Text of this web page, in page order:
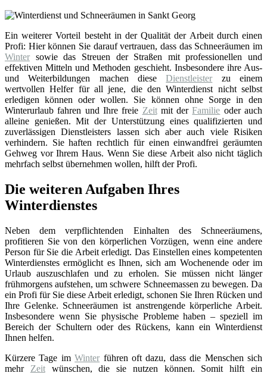
Ein weiterer Vorteil besteht in der Qualität der Arbeit durch einen
Profi: Hier können Sie darauf vertrauen, dass das Schneeräumen im
Winter sowie das Streuen der Straßen mit professionellen und
effektiven Mitteln und Methoden geschieht. Insbesondere ihre Aus-
und Weiterbildungen machen dieseDienstleister zu einem
wertvollen Helfer für all jene, die den Winterdienst nicht selbst
erledigen können oder wollen. Sie können ohne Sorge in den
Winterurlaub fahren und Ihre freie Zeitmit derFamilie oder auch
alleine genießen. Mit der Unterstützung eines qualifizierten und
zuverlässigen Dienstleisters lassen sich aber auch viele Risiken
verhindern. Sie haften rechtlich für einen einwandfrei geräumten
Gehweg vor Ihrem Haus. Wenn Sie diese Arbeit also nicht täglich
mehrfach selbst übernehmen wollen, hilft der Profi.
Die weiteren Aufgaben Ihres
Winterdienstes
Neben dem verpflichtenden Einhalten des Schneeräumens,
profitieren Sie von den körperlichen Vorzügen, wenn eine andere
Person für Sie die Arbeit erledigt. Das Einstellen eines kompetenten
Winterdienstes ermöglicht es Ihnen, sich am Wochenende oder im
Urlaub auszuschlafen und zu erholen. Sie müssen nicht länger
frühmorgens aufstehen, um schwere Schneemassen zu bewegen. Da
ein Profi für Sie diese Arbeit erledigt, schonen Sie Ihren Rücken und
Ihre Gelenke. Schneeräumen ist anstrengende körperliche Arbeit.
Insbesondere wenn Sie physische Probleme haben – speziell im
Bereich der Schultern oder des Rückens, kann ein Winterdienst
Ihnen helfen.
Kürzere Tage imWinter führen oft dazu, dass die Menschen sich
mehr Zeitwünschen, die sie nutzen können. Somit hilft ein